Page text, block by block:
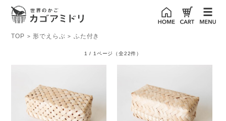
TOP > 形でえらぶ > ふた付き
1 / 1ページ （全22件）